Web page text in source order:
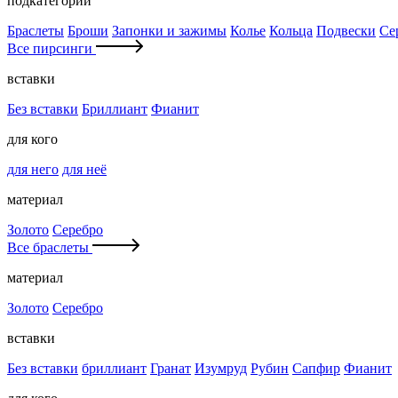
Браслеты Броши Запонки и зажимы Колье Кольца Подвески
Все пирсинги
вставки
Без вставки Бриллиант Фианит
для кого
для него для неё
материал
Золото Серебро
Все браслеты
материал
Золото Серебро
вставки
Без вставки бриллиант Гранат Изумруд Рубин Сапфир Фианит